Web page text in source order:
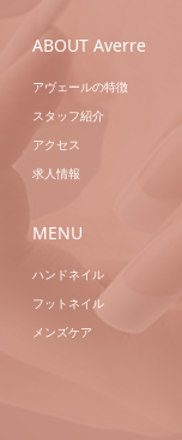
ABOUT Averre
アヴェールの特徴
スタッフ紹介
アクセス
求人情報
MENU
ハンドネイル
フットネイル
メンズケア